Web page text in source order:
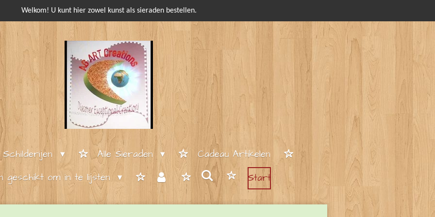
Welkom! U kunt hier zowel kunst als sieraden bestellen.
Schilderijen Alle Sieraden
Cadeau Artikelen
geschikt om in te lijsten
Start